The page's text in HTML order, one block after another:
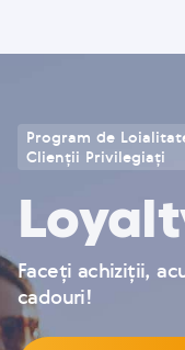
Program de
Clienții Privilegiați
Faceți achiziții,
cadouri!